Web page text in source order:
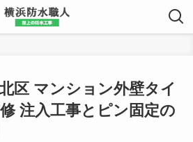
区 マンション外壁タイ
注入工事とピン固定の